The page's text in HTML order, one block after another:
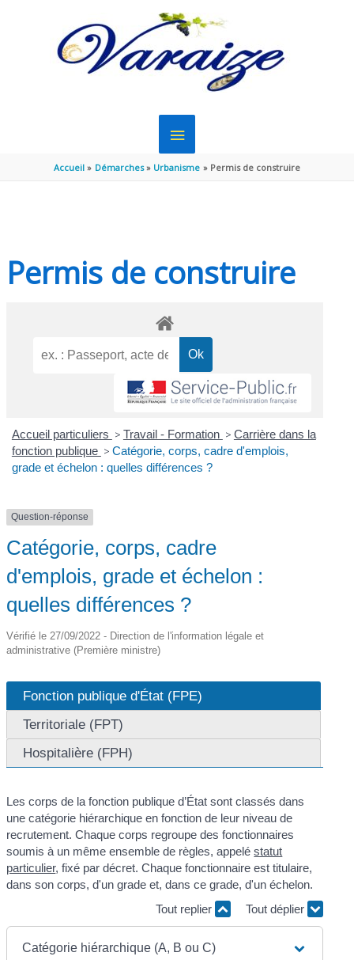
MENU
PRINCIPAL
Accueil Démarches Urbanisme Permis de construire
Permis de construire
Accueil particuliers > Travail - Formation > Carrière dans la
fonction publique > Catégorie, corps, cadre d'emplois,
grade et échelon : quelles différences ?
Question-réponse
Catégorie, corps, cadre
d'emplois, grade et échelon :
quelles différences ?
Vérifié le 27/09/2022 - Direction de l'information légale et
administrative (Première ministre)
Fonction publique d'État (FPE)
Territoriale (FPT)
Hospitalière (FPH)
Les corps de la fonction publique d’État sont classés dans
une catégorie hiérarchique en fonction de leur niveau de
recrutement. Chaque corps regroupe des fonctionnaires
soumis à un même ensemble de règles, appeléstatut
particulier, fixé par décret. Chaque fonctionnaire est titulaire,
dans son corps, d'un grade et, dans ce grade, d'un échelon.
Tout replier
Tout déplier
Catégorie hiérarchique (A, B ou C)